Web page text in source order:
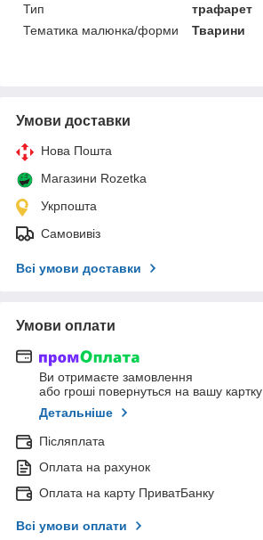
Тип
трафарет
Тематика малюнка/форми
Тварини
Умови доставки
Нова Пошта
Магазини Rozetka
Укрпошта
Самовивіз
Всі умови доставки
Умови оплати
Ви отримаєте замовлення
або гроші повернуться на вашу картку
Детальніше
Післяплата
Оплата на рахунок
Оплата на карту ПриватБанку
Всі умови оплати